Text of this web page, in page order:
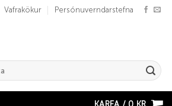
Vafrakökur Persónuverndarstefna